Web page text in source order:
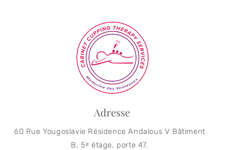
Adresse
60 Rue Yougoslavie Résidence Andalous V Bâtiment
B, 5ᵉ étage, porte 47.